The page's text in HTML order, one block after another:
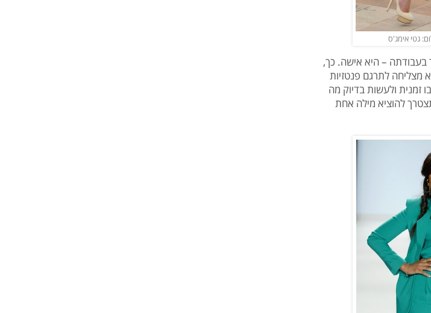
גטי אימג'ס
בעבודתה – היא אישה. כך,
מצליחה לתרגם פנטזיות
זמנית ולעשות בדיוק מה
להוציא מילה אחת